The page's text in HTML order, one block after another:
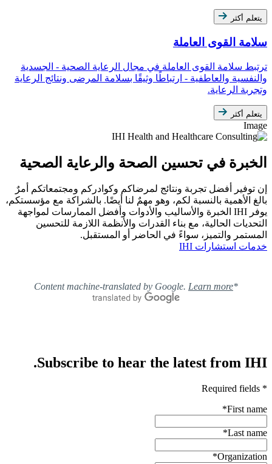
يتعلم أكثر
سلامة القوى العاملة
ترتبط سلامة القوى العاملة في مجال الرعاية الصحية - الجسدية
والنفسية والعاطفية - ارتباطًا وثيقًا بسلامة المرضى ونتائج الرعاية
وتجربة الرعاية.
يتعلم أكثر
Image
الخبرة في تحسين الصحة والرعاية الصحية
إن توفير أفضل تجربة ونتائج لمرضاكم وكوادركم ومجتمعاتكم أمرٌ
بالغ الأهمية بالنسبة لكم، وهو مهمٌ لنا أيضًا. بالشراكة مع مؤسستكم،
يوفر IHI الخبرة والأساليب والأدوات وأفضل الممارسات لمواجهة
التحديات الحالية، مع بناء القدرات والأنظمة اللازمة للتحسين
المستمر والتميز، سواءً في الحاضر أو ​​المستقبل.
خدمات استشارات IHI
*Content machine-translated by Google.
Learn more
Subscribe to hear the latest from IHI.
* Required fields
First name
*
Last name
*
Organization
*